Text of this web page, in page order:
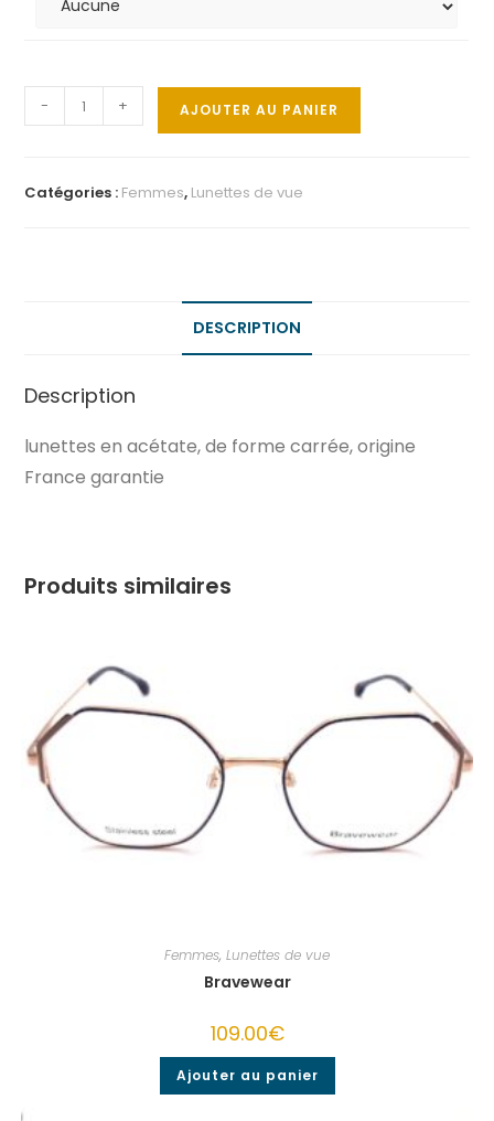
- + AJOUTER AU PANIER
Catégories : Femmes, Lunettes de vue
DESCRIPTION
Description
lunettes en acétate, de forme carrée, origine
France garantie
Produits similaires
Femmes, Lunettes de vue
Bravewear
109.00€
Ajouter au panier